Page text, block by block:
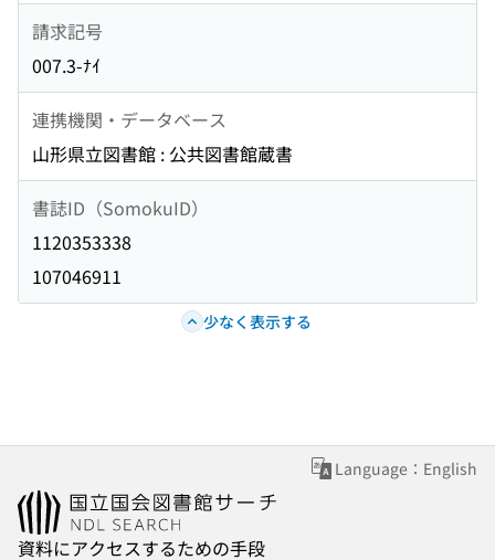
請求記号
007.3-ﾅｲ
連携機関・データベース
山形県立図書館 : 公共図書館蔵書
書誌ID（SomokuID）
1120353338
107046911
少なく表示する
Language：English
資料にアクセスするための手段